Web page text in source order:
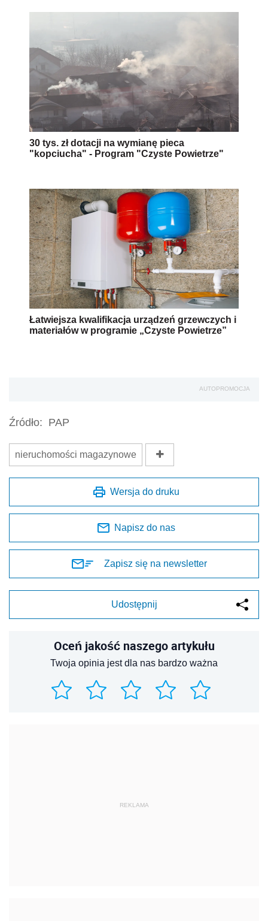
30 tys. zł dotacji na wymianę pieca
"kopciucha" - Program "Czyste Powietrze"
Łatwiejsza kwalifikacja urządzeń grzewczych i
materiałów w programie „Czyste Powietrze”
AUTOPROMOCJA
Źródło: PAP
nieruchomości magazynowe
Wersja do druku
Napisz do nas
Zapisz się na newsletter
Udostępnij
Oceń jakość naszego artykułu
Twoja opinia jest dla nas bardzo ważna
REKLAMA